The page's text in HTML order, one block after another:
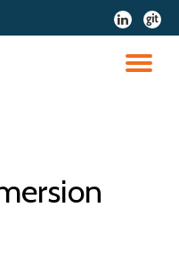
fa-
linkedin
fa-
git